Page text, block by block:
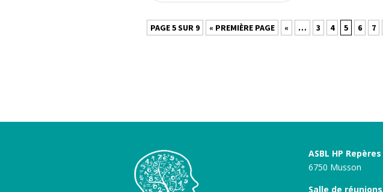
PAGE 5 SUR 9 « PREMIÈRE PAGE « … 3 4 5 6 7
ASBL HP Repères
6750 Musson
Salle de réunions